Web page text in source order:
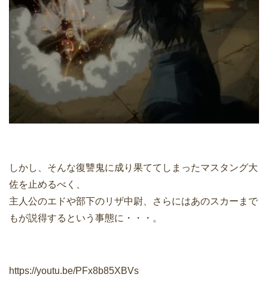
しかし、そんな復讐鬼に成り果ててしまったマスタング大
佐を止めるべく、
主人公のエドや部下のリザ中尉、さらにはあのスカーまで
もが説得するという事態に・・・。
https://youtu.be/PFx8b85XBVs